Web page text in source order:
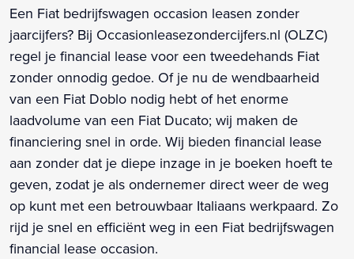
Een Fiat bedrijfswagen occasion leasen zonder
jaarcijfers? Bij Occasionleasezondercijfers.nl (OLZC)
regel je financial lease voor een tweedehands Fiat
zonder onnodig gedoe. Of je nu de wendbaarheid
van een Fiat Doblo nodig hebt of het enorme
laadvolume van een Fiat Ducato; wij maken de
financiering snel in orde. Wij bieden financial lease
aan zonder dat je diepe inzage in je boeken hoeft te
geven, zodat je als ondernemer direct weer de weg
op kunt met een betrouwbaar Italiaans werkpaard. Zo
rijd je snel en efficiënt weg in een Fiat bedrijfswagen
financial lease occasion.